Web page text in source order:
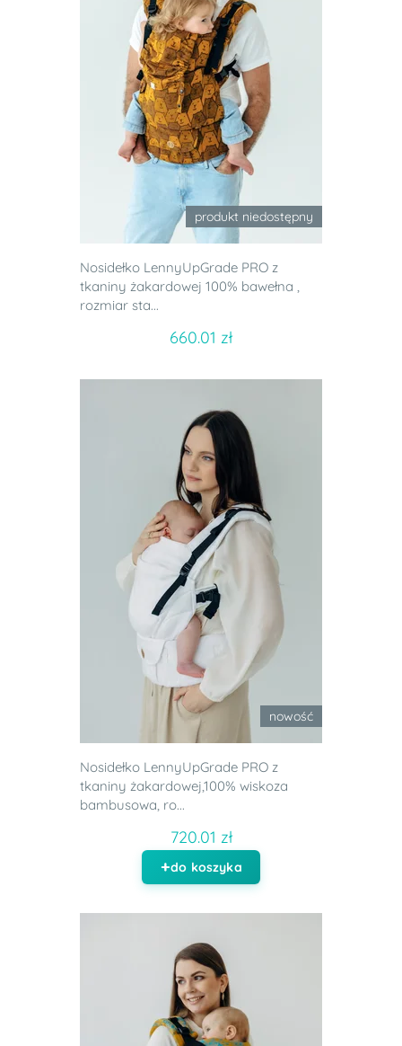
produkt niedostępny
Nosidełko LennyUpGrade PRO z
tkaniny żakardowej 100% bawełna ,
rozmiar sta...
660.01 zł
nowość
Nosidełko LennyUpGrade PRO z
tkaniny żakardowej,100% wiskoza
bambusowa, ro...
720.01 zł
do koszyka